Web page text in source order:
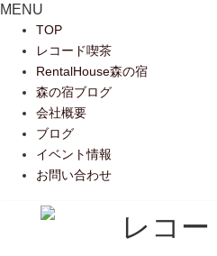
MENU
TOP
レコード喫茶
RentalHouse森の宿
森の宿ブログ
会社概要
ブログ
イベント情報
お問い合わせ